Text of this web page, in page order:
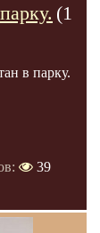
(1
в парку.
39